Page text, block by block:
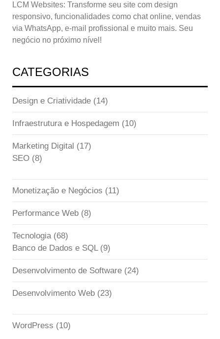
LCM Websites: Transforme seu site com design
responsivo, funcionalidades como chat online, vendas
via WhatsApp, e-mail profissional e muito mais. Seu
negócio no próximo nível!
CATEGORIAS
Design e Criatividade (14)
Infraestrutura e Hospedagem (10)
Marketing Digital (17)
SEO (8)
Monetização e Negócios (11)
Performance Web (8)
Tecnologia(68)
Banco de Dados e SQL(9)
Desenvolvimento de Software (24)
Desenvolvimento Web (23)
WordPress (10)